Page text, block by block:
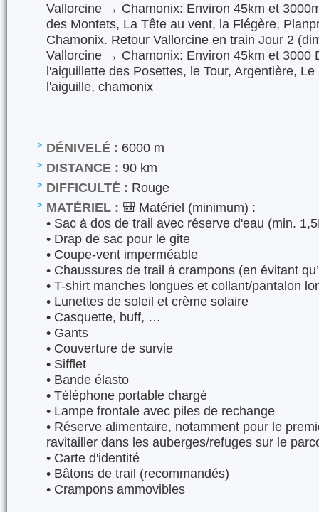
Vallorcine → Chamonix: Environ 45km et
des Montets, La Tête au vent, la Flégère,
Chamonix. Retour Vallorcine en train Jour 2
Vallorcine → Chamonix: Environ 45km et 3000
l'aiguillette des Posettes, le Tour, Argentière,
l'aiguille, chamonix
DÉNIVELÉ : 6000 m
DISTANCE : 90 km
DIFFICULTÉ : Rouge
MATÉRIEL : 🎒 Matériel (minimum) :
•⁠ ⁠Sac à dos de trail avec réserve d'eau (min.
•⁠ ⁠Drap de sac pour le gite
•⁠ ⁠Coupe-vent imperméable
•⁠ ⁠Chaussures de trail à crampons (en évitant
•⁠ ⁠T-shirt manches longues et collant/pantalon
•⁠ ⁠Lunettes de soleil et crème solaire
•⁠ ⁠Casquette, buff, …
•⁠ ⁠Gants
•⁠ ⁠Couverture de survie
•⁠ ⁠Sifflet
•⁠ ⁠Bande élasto
•⁠ ⁠Téléphone portable chargé
•⁠ ⁠Lampe frontale avec piles de rechange
•⁠ ⁠Réserve alimentaire, notamment pour le
ravitailler dans les auberges/refuges sur le
•⁠ ⁠Carte d'identité
•⁠ ⁠Bâtons de trail (recommandés)
•⁠ ⁠Crampons ammovibles